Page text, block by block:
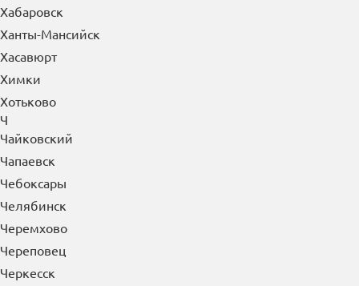
Хабаровск
Ханты-Мансийск
Хасавюрт
Химки
Хотьково
Ч
Чайковский
Чапаевск
Чебоксары
Челябинск
Черемхово
Череповец
Черкесск